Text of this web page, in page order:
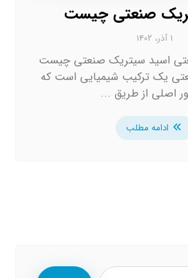
صنعتی چیست
۱ آذر، ۱۴۰۲
اسید سیتریک صنعتی چیست
یک ترکیب شیمیایی است که
اصلی از طریق ...
ادامه مطلب